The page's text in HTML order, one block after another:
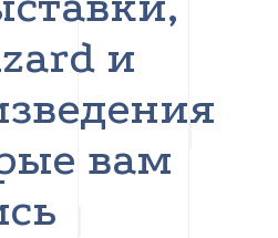
и
вам